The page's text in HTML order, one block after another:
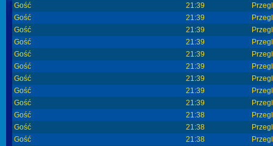
Gość
21:39
Gość
21:39
Gość
21:39
Gość
21:39
Gość
21:39
Gość
21:39
Gość
21:39
Gość
21:39
Gość
21:39
Gość
21:38
Gość
21:38
Gość
21:38